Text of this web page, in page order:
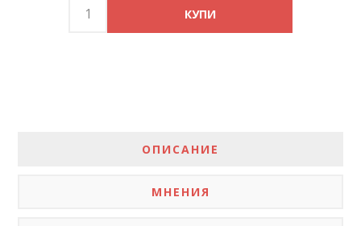
ОПИСАНИЕ
МНЕНИЯ